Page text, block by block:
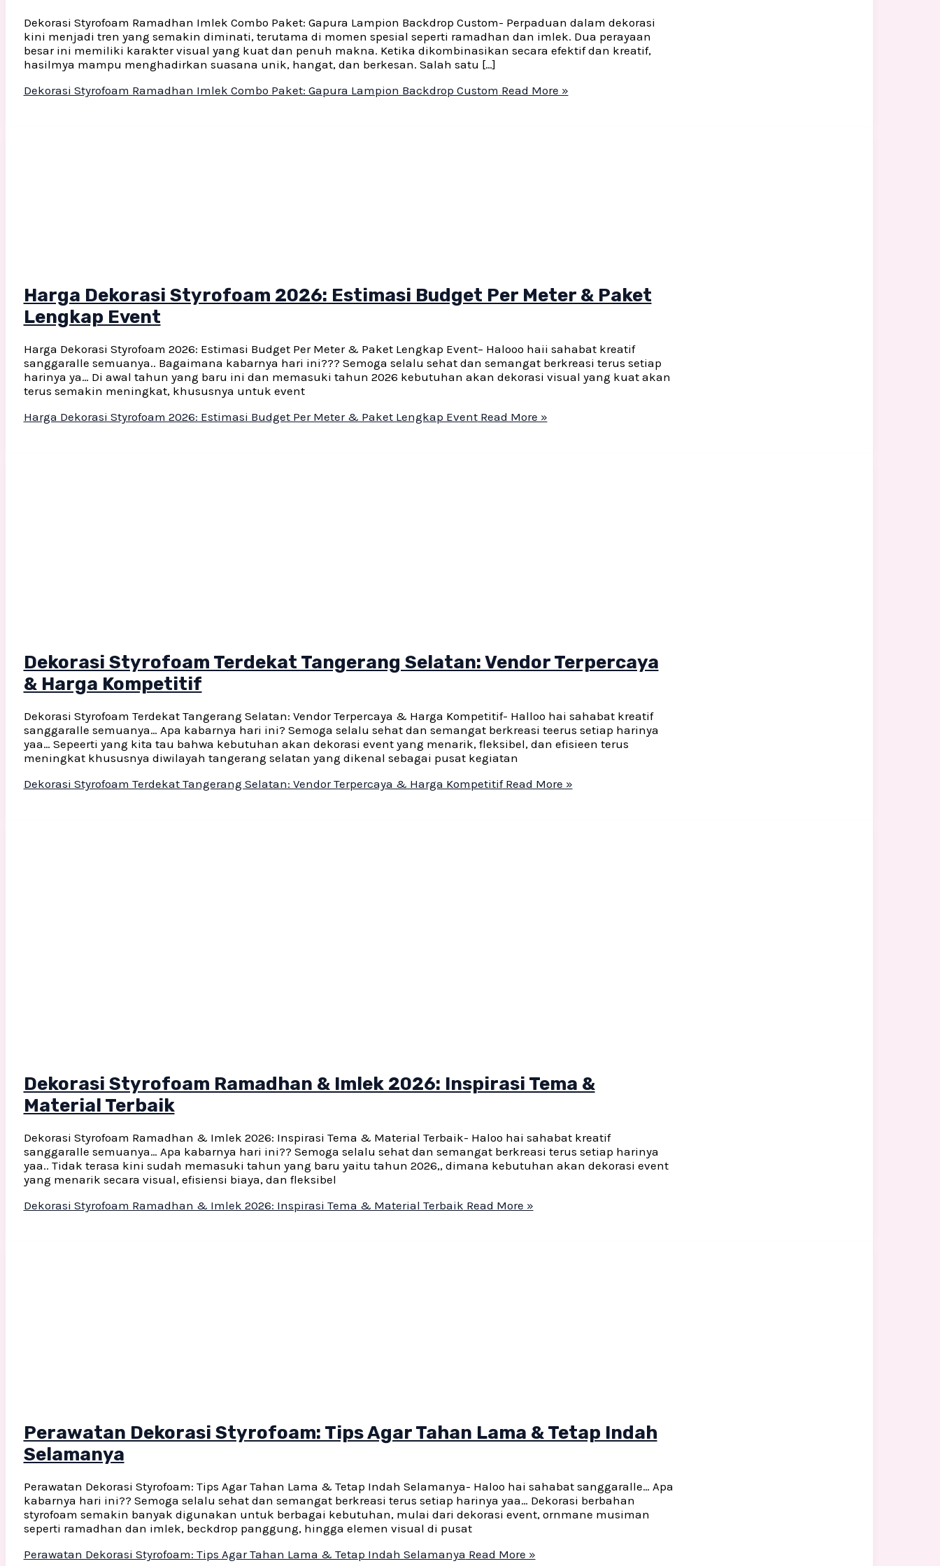
Dekorasi Styrofoam Ramadhan Imlek Combo Paket: Gapura Lampion Backdrop Custom- Perpaduan dalam dekorasi
kini menjadi tren yang semakin diminati, terutama di momen spesial seperti ramadhan dan imlek. Dua perayaan
besar ini memiliki karakter visual yang kuat dan penuh makna. Ketika dikombinasikan secara efektif dan kreatif,
hasilmya mampu menghadirkan suasana unik, hangat, dan berkesan. Salah satu […]
Dekorasi Styrofoam Ramadhan Imlek Combo Paket: Gapura Lampion Backdrop Custom Read More »
Harga Dekorasi Styrofoam 2026: Estimasi Budget Per Meter & Paket
Lengkap Event
Harga Dekorasi Styrofoam 2026: Estimasi Budget Per Meter & Paket Lengkap Event– Halooo haii sahabat kreatif
sanggaralle semuanya.. Bagaimana kabarnya hari ini??? Semoga selalu sehat dan semangat berkreasi terus setiap
harinya ya… Di awal tahun yang baru ini dan memasuki tahun 2026 kebutuhan akan dekorasi visual yang kuat akan
terus semakin meningkat, khususnya untuk event
Harga Dekorasi Styrofoam 2026: Estimasi Budget Per Meter & Paket Lengkap EventRead More »
Dekorasi Styrofoam Terdekat Tangerang Selatan: Vendor Terpercaya
& Harga Kompetitif
Dekorasi Styrofoam Terdekat Tangerang Selatan: Vendor Terpercaya & Harga Kompetitif- Halloo hai sahabat kreatif
sanggaralle semuanya… Apa kabarnya hari ini? Semoga selalu sehat dan semangat berkreasi teerus setiap harinya
yaa… Sepeerti yang kita tau bahwa kebutuhan akan dekorasi event yang menarik, fleksibel, dan efisieen terus
meningkat khususnya diwilayah tangerang selatan yang dikenal sebagai pusat kegiatan
Dekorasi Styrofoam Terdekat Tangerang Selatan: Vendor Terpercaya & Harga KompetitifRead More »
Dekorasi Styrofoam Ramadhan & Imlek 2026: Inspirasi Tema &
Material Terbaik
Dekorasi Styrofoam Ramadhan & Imlek 2026: Inspirasi Tema & Material Terbaik- Haloo hai sahabat kreatif
sanggaralle semuanya… Apa kabarnya hari ini?? Semoga selalu sehat dan semangat berkreasi terus setiap harinya
yaa.. Tidak terasa kini sudah memasuki tahun yang baru yaitu tahun 2026,, dimana kebutuhan akan dekorasi event
yang menarik secara visual, efisiensi biaya, dan fleksibel
Dekorasi Styrofoam Ramadhan & Imlek 2026: Inspirasi Tema & Material Terbaik Read More »
Perawatan Dekorasi Styrofoam: Tips Agar Tahan Lama & Tetap Indah
Selamanya
Perawatan Dekorasi Styrofoam: Tips Agar Tahan Lama & Tetap Indah Selamanya- Haloo hai sahabat sanggaralle… Apa
kabarnya hari ini?? Semoga selalu sehat dan semangat berkreasi terus setiap harinya yaa… Dekorasi berbahan
styrofoam semakin banyak digunakan untuk berbagai kebutuhan, mulai dari dekorasi event, ornmane musiman
seperti ramadhan dan imlek, beckdrop panggung, hingga elemen visual di pusat
Perawatan Dekorasi Styrofoam: Tips Agar Tahan Lama & Tetap Indah Selamanya Read More »